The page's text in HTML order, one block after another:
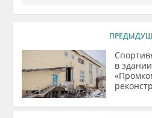
в